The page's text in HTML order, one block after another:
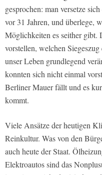
gesprochen: man versetze
vor 31 Jahren, und überlege,
Möglichkeiten es seither gibt.
vorstellen, welchen
unser Leben grundlegend
konnten sich nicht einmal
Berliner Mauer fällt und es
kommt.
Viele Ansätze der heutigen
Reinkultur. Was von den
auch heute der Staat.
Elektroautos sind das